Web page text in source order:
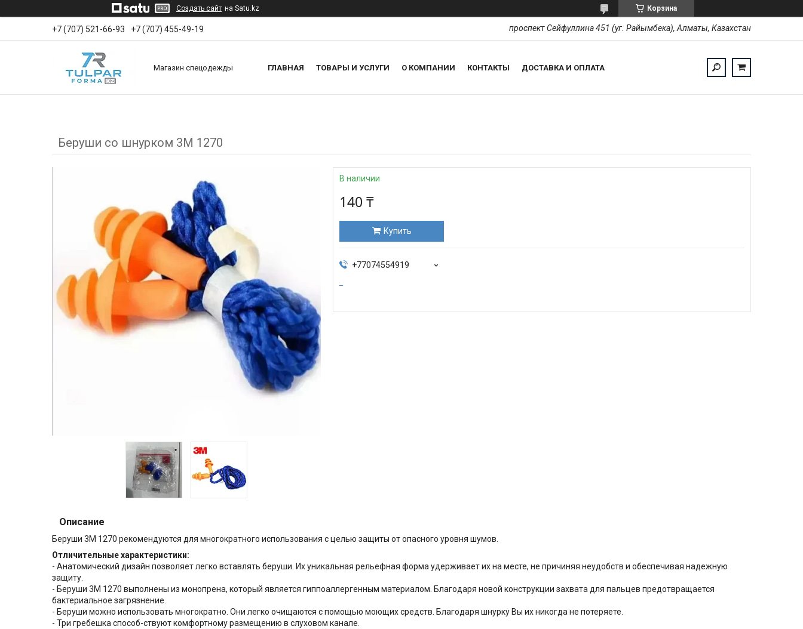
Создать сайт на Satu.kz Корзина
+7 (707) 521-66-93 +7 (707) 455-49-19 проспект Сейфуллина 451 (уг. Райымбека), Алматы, Казахстан
Магазин спецодежды ГЛАВНАЯ ТОВАРЫ И УСЛУГИ О КОМПАНИИ КОНТАКТЫ ДОСТАВКА И ОПЛАТА
Беруши со шнурком 3М 1270
В наличии
140 ₸
Купить
+77074554919
Описание
Беруши 3М 1270 рекомендуются для многократного использования с целью защиты от опасного уровня шумов.
Отличительные характеристики:
- Анатомический дизайн позволяет легко вставлять беруши. Их уникальная рельефная форма удерживает их на месте, не причиняя неудобств и обеспечивая надежную
защиту.
- Беруши 3M 1270 выполнены из монопрена, который является гиппоаллергенным материалом. Благодаря новой конструкции захвата для пальцев предотвращается
бактериальное загрязнение.
- Беруши можно использовать многократно. Они легко очищаются с помощью моющих средств. Благодаря шнурку Вы их никогда не потеряете.
- Три гребешка способ-ствуют комфортному размещению в слуховом канале.